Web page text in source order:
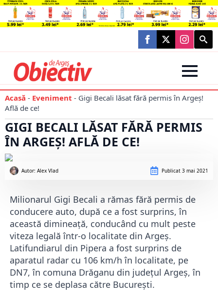
Search
for:
Acasă - Eveniment - Gigi Becali lăsat fără permis în Argeș!
Află de ce!
GIGI BECALI LĂSAT FĂRĂ PERMIS
ÎN ARGEȘ! AFLĂ DE CE!
Autor: Alex Vlad Publicat 3 mai 2021
Milionarul Gigi Becali a rămas fără permis de
conducere auto, după ce a fost surprins, în
această dimineață, conducând cu mult peste
viteza legală într-o localitate din Argeș.
Latifundiarul din Pipera a fost surprins de
aparatul radar cu 106 km/h în localitate, pe
DN7, în comuna Drăganu din județul Argeș, în
timp ce se deplasa către București.